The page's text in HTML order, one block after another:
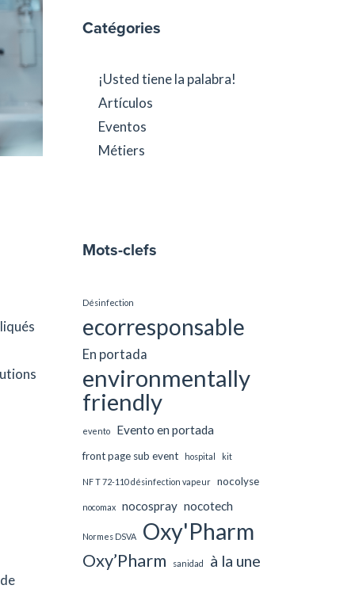
Catégories
¡Usted tiene la palabra!
Artículos
Eventos
Métiers
Mots-clefs
Désinfection
ecorresponsable
En portada
environmentally
friendly
evento Evento en portada
front page sub event hospital kit
NF T 72-110 désinfection vapeur nocolyse
nocomax nocospray nocotech
Normes DSVA Oxy'Pharm
Oxy’Pharm sanidad à la une